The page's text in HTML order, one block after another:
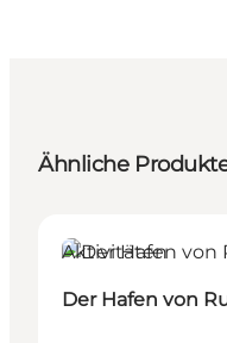
Ähnliche
Aktivitäten
Der Hafen von